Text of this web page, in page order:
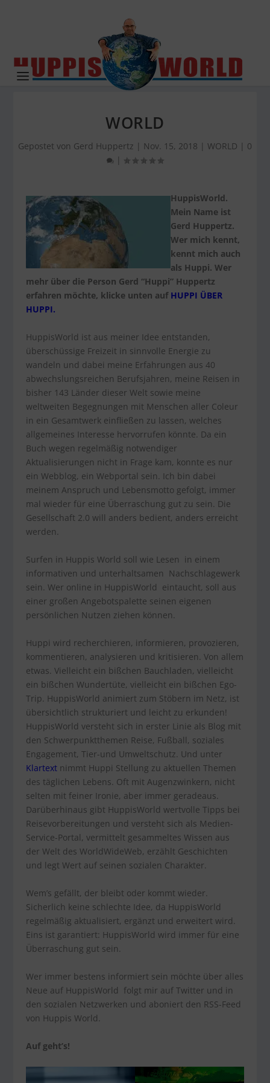
WORLD
Gepostet von Gerd Huppertz | Nov. 15, 2018 | WORLD | 0
|
HuppisWorld.
Mein Name ist
Gerd Huppertz.
Wer mich kennt,
kennt mich auch
als Huppi. Wer
mehr über die Person Gerd “Huppi” Huppertz
erfahren möchte, klicke unten auf HUPPI ÜBER
HUPPI.
HuppisWorld ist aus meiner Idee entstanden,
überschüssige Freizeit in sinnvolle Energie zu
wandeln und dabei meine Erfahrungen aus 40
abwechslungsreichen Berufsjahren, meine Reisen in
bisher 143 Länder dieser Welt sowie meine
weltweiten Begegnungen mit Menschen aller Coleur
in ein Gesamtwerk einfließen zu lassen, welches
allgemeines Interesse hervorrufen könnte. Da ein
Buch wegen regelmäßig notwendiger
Aktualisierungen nicht in Frage kam, konnte es nur
ein Webblog, ein Webportal sein. Ich bin dabei
meinem Anspruch und Lebensmotto gefolgt, immer
mal wieder für eine Überraschung gut zu sein. Die
Gesellschaft 2.0 will anders bedient, anders erreicht
werden.
Surfen in Huppis World soll wie Lesen in einem
informativen und unterhaltsamen Nachschlagewerk
sein. Wer online in HuppisWorld eintaucht, soll aus
einer großen Angebotspalette seinen eigenen
persönlichen Nutzen ziehen können.
Huppi wird recherchieren, informieren, provozieren,
kommentieren, analysieren und kritisieren. Von allem
etwas. Vielleicht ein bißchen Bauchladen, vielleicht
ein bißchen Wundertüte, vielleicht ein bißchen Ego-
Trip. HuppisWorld animiert zum Stöbern im Netz, ist
übersichtlich strukturiert und leicht zu erkunden!
HuppisWorld versteht sich in erster Linie als Blog mit
den Schwerpunktthemen Reise, Fußball, soziales
Engagement, Tier-und Umweltschutz. Und unter
Klartextnimmt Huppi Stellung zu aktuellen Themen
des täglichen Lebens. Oft mit Augenzwinkern, nicht
selten mit feiner Ironie, aber immer geradeaus.
Darüberhinaus gibt HuppisWorld wertvolle Tipps bei
Reisevorbereitungen und versteht sich als Medien-
Service-Portal, vermittelt gesammeltes Wissen aus
der Welt des WorldWideWeb, erzählt Geschichten
und legt Wert auf seinen sozialen Charakter.
Wem’s gefällt, der bleibt oder kommt wieder.
Sicherlich keine schlechte Idee, da HuppisWorld
regelmäßig aktualisiert, ergänzt und erweitert wird.
Eins ist garantiert: HuppisWorld wird immer für eine
Überraschung gut sein.
Wer immer bestens informiert sein möchte über alles
Neue auf HuppisWorld folgt mir auf Twitter und in
den sozialen Netzwerken und aboniert den RSS-Feed
von Huppis World.
Auf geht’s!